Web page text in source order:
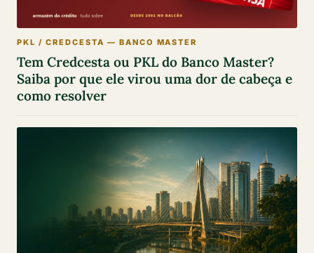
PKL / CREDCESTA — BANCO MASTER
Tem Credcesta ou PKL do Banco Master?
Saiba por que ele virou uma dor de cabeça e
como resolver